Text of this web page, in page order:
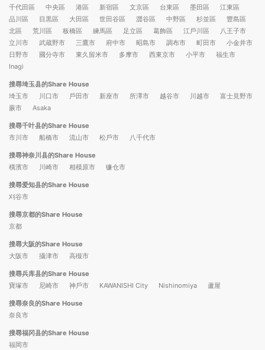
千代田區
中央區 港區 新宿區 文京區 台東區 墨田區
江東區
品川區
目黒區 大田區 世田谷區 澀谷區 中野區 杉並區
豐島區
北區
荒川區 板橋區 練馬區 足立區 葛飾區 江戶川區
八王子市
立川市
武蔵野市 三鷹市 府中市 昭島市 調布市 町田市
小金井市
日野市
國分寺市 東久留米市 多摩市 西東京市 小平市
福生市
Inagi
搜尋埼玉县的Share House
埼玉市
川口市 戶田市 新座市 所澤市 越谷市 川越市
富士見野市
蕨市
Asaka
搜尋千叶县的Share House
市川市
船橋市 流山市 松戶市 八千代市
搜尋神奈川县的Share House
橫濱市
川崎市 相模原市 镰仓市
搜尋爱知县的Share House
刈谷市
搜尋京都的Share House
京都
搜尋大阪的Share House
大阪市
攝津市 高槻市
搜尋兵库县的Share House
寶塚市
尼崎市 神戶市 KAWANISHI City Nishinomiya 蘆屋
搜尋奈良的Share House
奈良市
搜尋福冈县的Share House
福岡市